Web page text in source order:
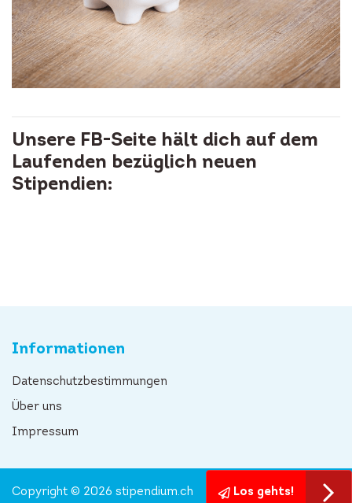
Unsere FB-Seite hält dich auf dem
Laufenden bezüglich neuen
Stipendien:
Informationen
Datenschutzbestimmungen
Über uns
Impressum
Los gehts!
Copyright © 2026 stipendium.ch